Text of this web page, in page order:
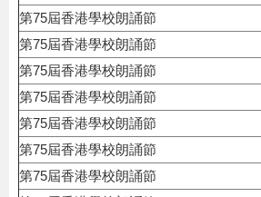
第75屆香港學校朗誦節
第75屆香港學校朗誦節
第75屆香港學校朗誦節
第75屆香港學校朗誦節
第75屆香港學校朗誦節
第75屆香港學校朗誦節
第75屆香港學校朗誦節